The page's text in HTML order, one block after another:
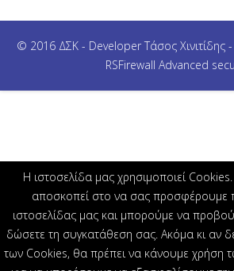
© 2016 ΔΣΚ - Developer Τάσος Χινιτίδης
RSFirewall Advanced
H ιστοσελίδα μας χρησιμοποιεί
αποσκοπεί στο να σας προσφέρουμε
ιστοσελίδας μας και μπορούμε να
δώσετε τη συγκατάθεση σας. Ακόμα κι αν
των Cookies, θα πρέπει να κάνουμε χρήση